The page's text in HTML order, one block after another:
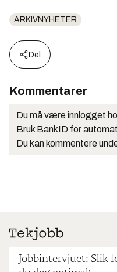
ARKIVNYHETER
Del
Kommentarer
Du må være innlogget
Bruk BankID for
Du kan kommentere
Jobbintervjuet: Slik